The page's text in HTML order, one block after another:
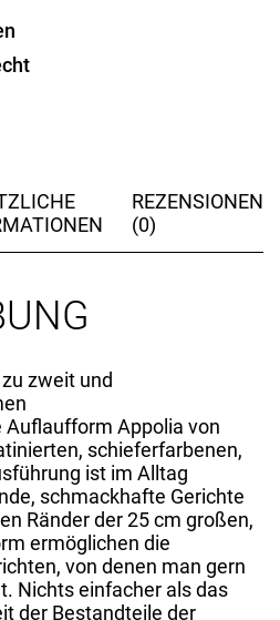
REZENSIONEN
(0)
zweit und
Auflaufform Appolia von
schieferfarbenen,
ist im Alltag
schmackhafte Gerichte
Ränder der 25 cm großen,
ermöglichen die
von denen man gern
Nichts einfacher als das
der Bestandteile der